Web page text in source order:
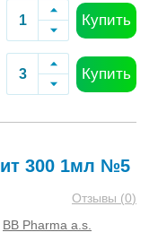
Купить
Купить
300 1мл №5
Отзывы (0)
BB Pharma a.s.